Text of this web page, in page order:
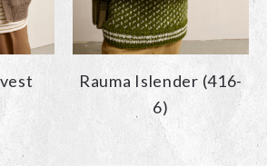
Rauma Islender (416-
6)